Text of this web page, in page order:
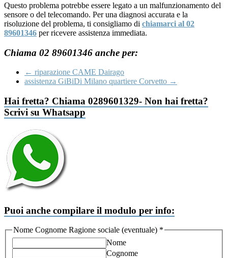
Questo problema potrebbe essere legato a un malfunzionamento del
sensore o del telecomando. Per una diagnosi accurata e la
risoluzione del problema, ti consigliamo di chiamarci al 02
89601346 per ricevere assistenza immediata.
Chiama 02 89601346 anche per:
← riparazione CAME Dairago
assistenza GiBiDi Milano quartiere Corvetto →
Hai fretta? Chiama 0289601329- Non hai fretta?
Scrivi su Whatsapp
Puoi anche compilare il modulo per info:
Nome Cognome Ragione sociale (eventuale) *
Nome
Cognome